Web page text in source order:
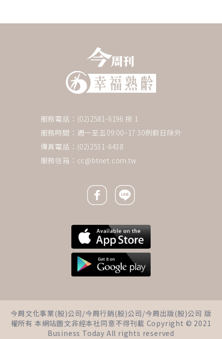
更年期女性容易肥胖？簡易食療
這樣吃，擊退脂肪、幫血液減
肥，降低膽固醇
服務電話：(02)2581-6196 按 1
服務時間：週一至五09:00~17:30例假日除外
傳真電話：(02)2531-6438
服務信箱： cc@btnet.com.tw
Facebook icon
Line icon
今周文化事業(股)公司/今周行銷(股)公司/今周出版(股)公司 版
權所有 本網站圖文非經本社同意不得刊載 Copyright © 2021
Business Today All rights reserved